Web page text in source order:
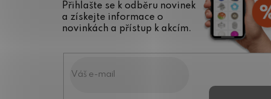
Přihlašte se k odběru novinek
a získejte informace o
novinkách a přístup k akcím.